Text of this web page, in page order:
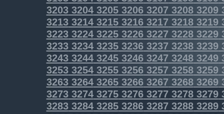
32033204320532063207 32083209
32133214321532163217 32183219
32233224322532263227 32283229
32333234323532363237 32383239
32433244324532463247 32483249
32533254325532563257 32583259
32633264326532663267 32683269
3273327432753276327732783279
3283328432853286328732883289